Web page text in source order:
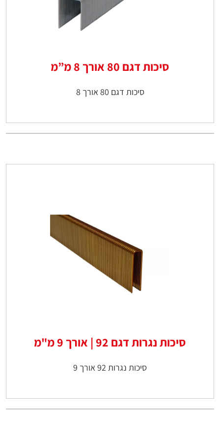
סיכות דגם 80 אורך 8 מ”מ
סיכות דגם 80 אורך 8
סיכות נגרות דגם 92 | אורך 9 מ"מ
סיכות נגרות 92 אורך 9